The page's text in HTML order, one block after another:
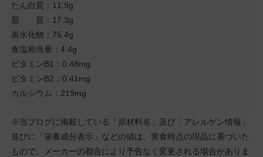
たん白質：11.9g
脂 質：17.3g
炭水化物：75.4g
食塩相当量：4.4g
ビタミンB1：0.48mg
ビタミンB2：0.41mg
カルシウム：219mg
※当ブログに掲載している「原材料名」及び「アレルゲン情報」
並びに「栄養成分表示」などの値は、実食時点の現品に基づいた
もので、メーカーの都合により予告なく変更される場合がありま